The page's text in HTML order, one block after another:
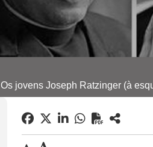
Os jovens Joseph Ratzinger (à